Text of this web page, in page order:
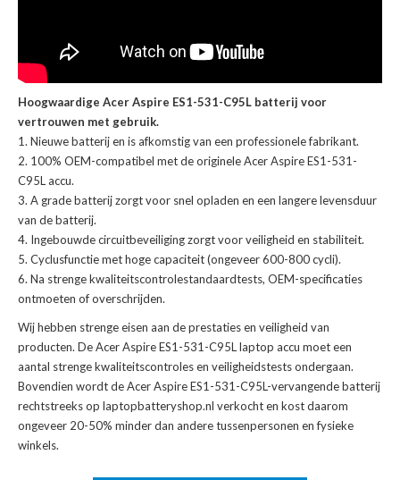
Hoogwaardige Acer Aspire ES1-531-C95L batterij voor
vertrouwen met gebruik.
Nieuwe batterij en is afkomstig van een professionele fabrikant.
100% OEM-compatibel met deoriginele Acer Aspire ES1-531-
C95L accu.
A grade batterij zorgt voor snel opladen en een langere levensduur
van de batterij.
Ingebouwde circuitbeveiliging zorgt voor veiligheid en stabiliteit.
Cyclusfunctie met hoge capaciteit (ongeveer 600-800 cycli).
Na strenge kwaliteitscontrolestandaardtests, OEM-specificaties
ontmoeten of overschrijden.
Wij hebben strenge eisen aan de prestaties en veiligheid van
producten. DeAcer Aspire ES1-531-C95L laptop accu moet een
aantal strenge kwaliteitscontroles en veiligheidstests ondergaan.
Bovendien wordt deAcer Aspire ES1-531-C95L-vervangende batterij
rechtstreeks op laptopbatteryshop.nl verkocht en kost daarom
ongeveer 20-50% minder dan andere tussenpersonen en fysieke
winkels.